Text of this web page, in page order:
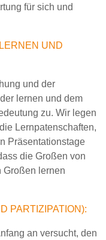
für sich und
UND
und der
lernen und dem
zu. Wir legen
Lernpatenschaften,
Präsentationstage
die Großen von
Großen lernen
PARTIZIPATION):
an versucht, den